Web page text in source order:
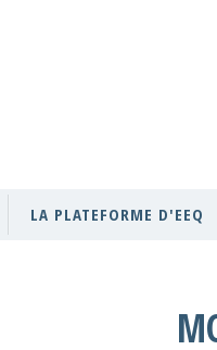
LA PLATEFORME D'EEQ